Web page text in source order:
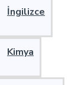
İngilizce
Kimya